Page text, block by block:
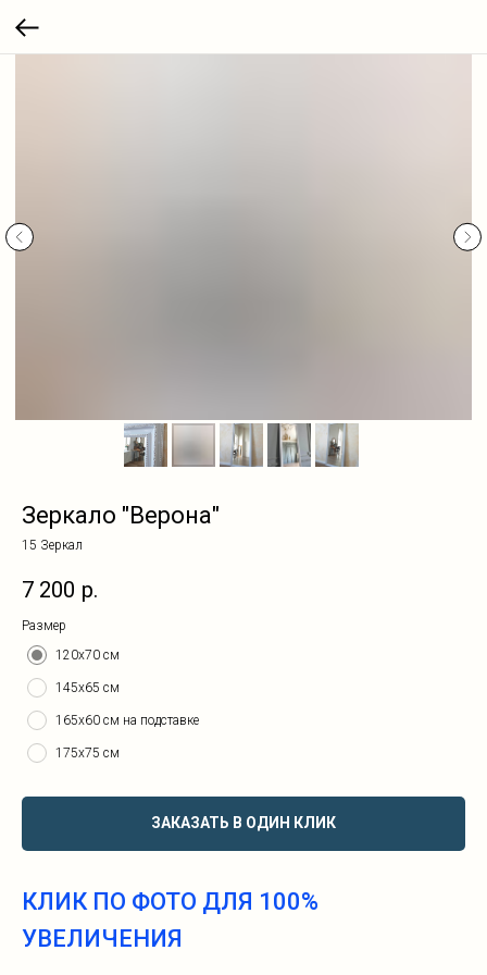
Зеркало "Верона"
15 Зеркал
7 200 р.
Размер
120х70 см
145х65 см
165х60 см на подставке
175х75 см
ЗАКАЗАТЬ В ОДИН КЛИК
КЛИК ПО ФОТО ДЛЯ 100%
УВЕЛИЧЕНИЯ